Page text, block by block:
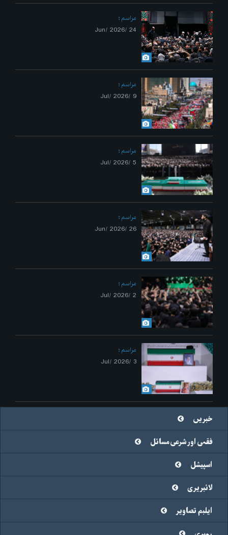
مراسم
24 /Jun/ 2026
مراسم
9 /Jul/ 2026
مراسم
5 /Jul/ 2026
مراسم
26 /Jun/ 2026
مراسم
2 /Jul/ 2026
مراسم
3 /Jul/ 2026
خبریں
فقہی اور شرعی مسائل
اسپیشل
لائبریری
ایلبم تصاویر